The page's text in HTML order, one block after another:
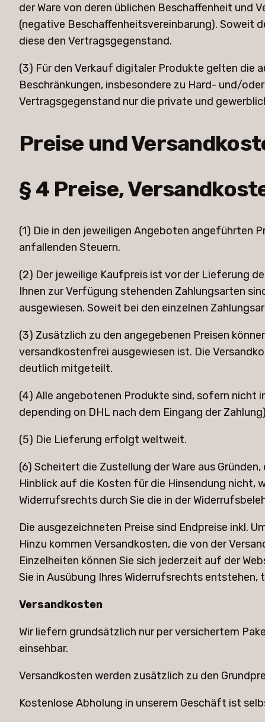
der Ware von deren üblichen Beschaffenheit und
(negative Beschaffenheitsvereinbarung). Soweit
diese den Vertragsgegenstand.
(3) Für den Verkauf digitaler Produkte gelten die
Beschränkungen, insbesondere zu Hard- und/
Vertragsgegenstand nur die private und
Preise und
§ 4 Preise,
(1) Die in den jeweiligen Angeboten angeführten
anfallenden Steuern.
(2) Der jeweilige Kaufpreis ist vor der Lieferung
Ihnen zur Verfügung stehenden Zahlungsarten
ausgewiesen. Soweit bei den einzelnen
(3) Zusätzlich zu den angegebenen Preisen
versandkostenfrei ausgewiesen ist. Die
deutlich mitgeteilt.
(4) Alle angebotenen Produkte sind, sofern
depending on DHL nach dem Eingang der
(5) Die Lieferung erfolgt weltweit.
(6) Scheitert die Zustellung der Ware aus
Hinblick auf die Kosten für die Hinsendung nicht,
Widerrufsrechts durch Sie die in der
Die ausgezeichneten Preise sind Endpreise inkl.
Hinzu kommen Versandkosten, die von der
Einzelheiten können Sie sich jederzeit auf der
Sie in Ausübung Ihres Widerrufsrechts entstehen,
Versandkosten
Wir liefern grundsätzlich nur per versichertem
einsehbar.
Versandkosten werden zusätzlich zu den
Kostenlose Abholung in unserem Geschäft ist